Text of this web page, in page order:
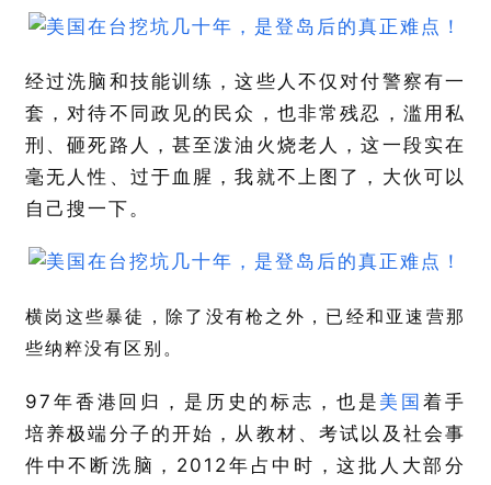
经过洗脑和技能训练，这些人不仅对付警察有一
套，对待不同政见的民众，也非常残忍，滥用私
刑、砸死路人，甚至泼油火烧老人，这一段实在
毫无人性、过于血腥，我就不上图了，大伙可以
自己搜一下。
横岗 这些暴徒，除了没有枪之外，已经和亚速营那
些纳粹没有区别。
97 年香港回归，是历史的标志，也是 美国着手
培养极端分子的开始，从教材、考试以及社会事
件中不断洗脑， 2012 年占中时，这批人大部分